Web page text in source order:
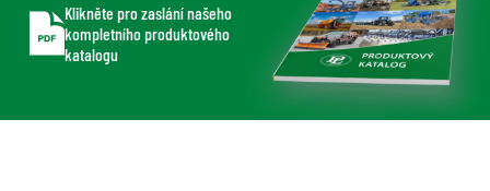
Klikněte pro zaslání našeho
kompletního produktového
katalogu